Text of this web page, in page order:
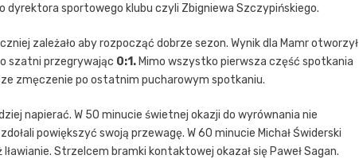
dyrektora sportowego klubu czyli Zbigniewa Szczypińskiego.
zależało aby rozpocząć dobrze sezon. Wynik dla Mamr otworzył
szatni przegrywając 0:1. Mimo wszystko pierwsza część spotkania
zmęczenie po ostatnim pucharowym spotkaniu.
napierać. W 50 minucie świetnej okazji do wyrównania nie
powiększyć swoją przewagę. W 60 minucie Michał Świderski
Strzelcem bramki kontaktowej okazał się Paweł Sagan.